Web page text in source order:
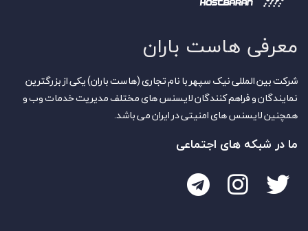
معرفی هاست باران
شرکت بین المللی نیک سپهر با نام تجاری (هاست باران) یکی از بزرگترین
نمایندگان و فراهم کنندگان لایسنس های مختلف مدیریت خدمات وب و
همچنین لایسنس های امنیتی در ایران می باشد.
ما در شبکه های اجتماعی